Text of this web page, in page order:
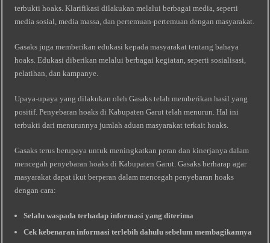
terbukti hoaks. Klarifikasi dilakukan melalui berbagai media, seperti
media sosial, media massa, dan pertemuan-pertemuan dengan masyarakat.
Gasaks juga memberikan edukasi kepada masyarakat tentang bahaya
hoaks. Edukasi diberikan melalui berbagai kegiatan, seperti sosialisasi,
pelatihan, dan kampanye.
Upaya-upaya yang dilakukan oleh Gasaks telah memberikan hasil yang
positif. Penyebaran hoaks di Kabupaten Garut telah menurun. Hal ini
terbukti dari menurunnya jumlah aduan masyarakat terkait hoaks.
Gasaks terus berupaya untuk meningkatkan peran dan kinerjanya dalam
mencegah penyebaran hoaks di Kabupaten Garut. Gasaks berharap agar
masyarakat dapat ikut berperan dalam mencegah penyebaran hoaks
dengan cara:
Selalu waspada terhadap informasi yang diterima
Cek kebenaran informasi terlebih dahulu sebelum membagikannya